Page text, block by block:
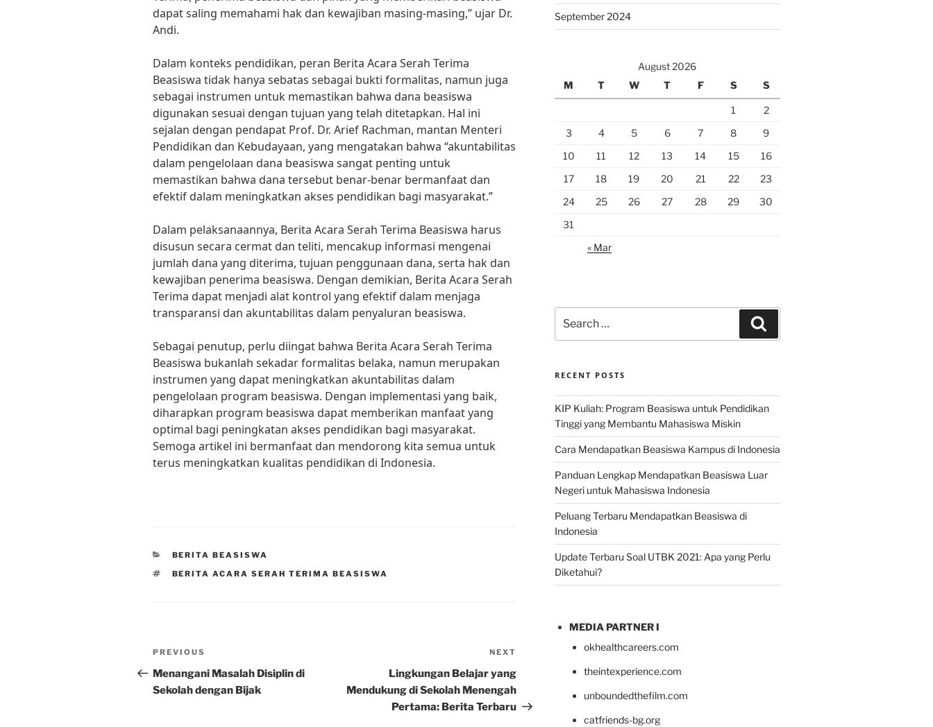
dapat saling memahami hak dan kewajiban masing-masing,” ujar Dr.
Andi.
Dalam konteks pendidikan, peran Berita Acara Serah Terima
Beasiswa tidak hanya sebatas sebagai bukti formalitas, namun juga
sebagai instrumen untuk memastikan bahwa dana beasiswa
digunakan sesuai dengan tujuan yang telah ditetapkan. Hal ini
sejalan dengan pendapat Prof. Dr. Arief Rachman, mantan Menteri
Pendidikan dan Kebudayaan, yang mengatakan bahwa “akuntabilitas
dalam pengelolaan dana beasiswa sangat penting untuk
memastikan bahwa dana tersebut benar-benar bermanfaat dan
efektif dalam meningkatkan akses pendidikan bagi masyarakat.”
Dalam pelaksanaannya, Berita Acara Serah Terima Beasiswa harus
disusun secara cermat dan teliti, mencakup informasi mengenai
jumlah dana yang diterima, tujuan penggunaan dana, serta hak dan
kewajiban penerima beasiswa. Dengan demikian, Berita Acara Serah
Terima dapat menjadi alat kontrol yang efektif dalam menjaga
transparansi dan akuntabilitas dalam penyaluran beasiswa.
Sebagai penutup, perlu diingat bahwa Berita Acara Serah Terima
Beasiswa bukanlah sekadar formalitas belaka, namun merupakan
instrumen yang dapat meningkatkan akuntabilitas dalam
pengelolaan program beasiswa. Dengan implementasi yang baik,
diharapkan program beasiswa dapat memberikan manfaat yang
optimal bagi peningkatan akses pendidikan bagi masyarakat.
Semoga artikel ini bermanfaat dan mendorong kita semua untuk
terus meningkatkan kualitas pendidikan di Indonesia.
CATEGORIES
BERITA BEASISWA
TAGS
BERITA ACARA SERAH TERIMA BEASISWA
Post
navigation
Previous
Post
PREVIOUS
Menangani Masalah Disiplin di
Sekolah dengan Bijak
Post
NEXT
Lingkungan Belajar yang
Mendukung di Sekolah Menengah
Pertama: Berita Terbaru
September 2024
August 2026
M
T W T F S S
1
2
3
4 5 6 7 8
9
10
11 12 13 14 15
16
17
18 19 20 21 22
23
24
25 26 27 28 29
30
31
« Mar
for:
RECENT POSTS
KIP Kuliah: Program Beasiswa untuk Pendidikan
Tinggi yang Membantu Mahasiswa Miskin
Cara Mendapatkan Beasiswa Kampus di Indonesia
Panduan Lengkap Mendapatkan Beasiswa Luar
Negeri untuk Mahasiswa Indonesia
Peluang Terbaru Mendapatkan Beasiswa di
Indonesia
Update Terbaru Soal UTBK 2021: Apa yang Perlu
Diketahui?
MEDIA PARTNER I
okhealthcareers.com
theintexperience.com
unboundedthefilm.com
catfriends-bg.org